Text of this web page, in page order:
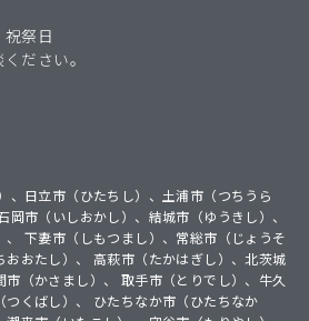
祝祭日
ださい。
、日立市（ひたちし）、土浦市（つちうら
岡市（いしおかし）、結城市（ゆうきし）、
下妻市（しもつまし）、常総市（じょうそ
おおたし）、 高萩市（たかはぎし）、北茨城
（かさまし）、 取手市（とりでし）、牛久
つくばし）、 ひたちなか市（ひたちなか